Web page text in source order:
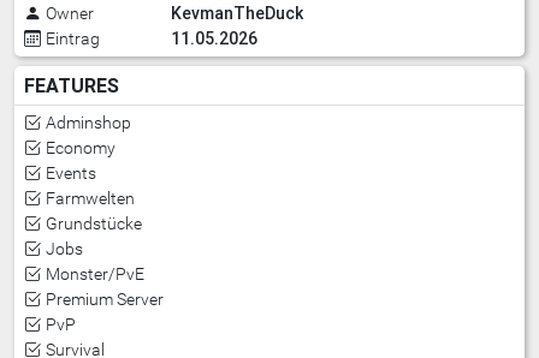
Owner KevmanTheDuck
Eintrag 11.05.2026
FEATURES
Adminshop
Economy
Events
Farmwelten
Grundstücke
Jobs
Monster/PvE
Premium Server
PvP
Survival